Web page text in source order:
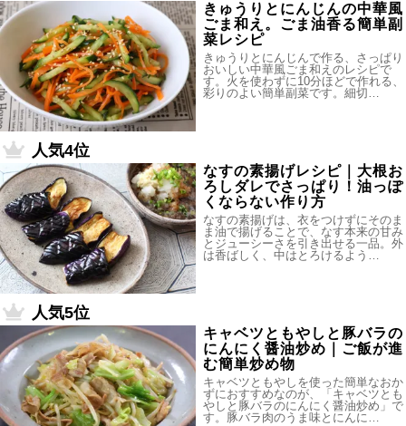
きゅうりとにんじんの中華風
ごま和え。ごま油香る簡単副
菜レシピ
きゅうりとにんじんで作る、さっぱり
おいしい中華風ごま和えのレシピで
す。火を使わずに10分ほどで作れる、
彩りのよい簡単副菜です。細切…
人気4位
なすの素揚げレシピ｜大根お
ろしダレでさっぱり！油っぽ
くならない作り方
なすの素揚げは、衣をつけずにそのま
ま油で揚げることで、なす本来の甘み
とジューシーさを引き出せる一品。外
は香ばしく、中はとろけるよう…
人気5位
キャベツともやしと豚バラの
にんにく醤油炒め｜ご飯が進
む簡単炒め物
キャベツともやしを使った簡単なおか
ずにおすすめなのが、「キャベツとも
やしと豚バラのにんにく醤油炒め」で
す。豚バラ肉のうま味とにんに…